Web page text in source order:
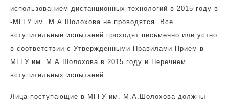
использованием дистанционных технологий в 2015 году в
-МГГУ им. М.А.Шолохова не проводятся. Все
вступительные испытаний проходят письменно или устно
в соответствии с Утвержденными Правилами Прием в
МГГУ им. М.А.Шолохова в 2015 году и Перечнем
вступительных испытаний.
Лица поступающие в МГГУ им. М.А.Шолохова должны